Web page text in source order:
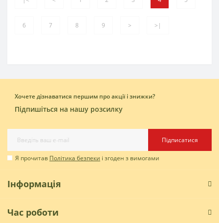
6 7 8 9 > >|
Хочете дізнаватися першим про акції і знижки?
Підпишіться на нашу розсилку
Підписатися
Я прочитав Політика безпеки і згоден з вимогами
Інформація
Час роботи